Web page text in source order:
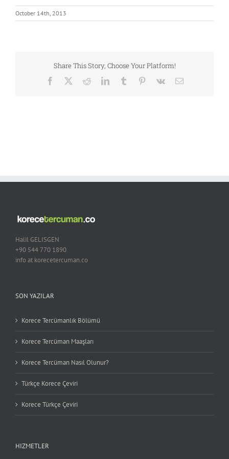
October 14th, 2013
Share This Story, Choose Your Platform!
Facebook RedditLinkedInTumblr Pinterest
Vk Email
Halil GELISGEN
+90 544 770 1890
info at korecetercuman.co
SON YAZILAR
Korece Tercümanlık Bölümü
Korece Tercüman Maaşları
Korece Tercüman Nasıl Olunur?
Türkçe Korece Çeviri
Korece Türkçe Çeviri
HIZMETLER